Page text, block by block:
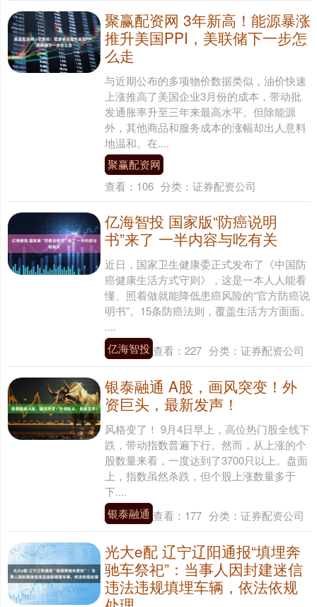
聚赢配资网 3年新高！能源暴涨
推升美国PPI，美联储下一步怎
么走
与近期公布的多项物价数据类似，油价快速
上涨推高了美国企业3月份的成本，带动批
发通胀率升至三年来最高水平。但除能源
外，其他商品和服务成本的涨幅却出人意料
地温和。在....
聚赢配资网
查看： 106 分类： 证券配资公司
亿海智投 国家版“防癌说明
书”来了 一半内容与吃有关
近日，国家卫生健康委正式发布了《中国防
癌健康生活方式守则》，这是一本人人能看
懂、照着做就能降低患癌风险的“官方防癌说
明书”。15条防癌法则，覆盖生活方方面面。
....
亿海智投查看： 227 分类： 证券配资公司
银泰融通 A股，画风突变！外
资巨头，最新发声！
风格变了！ 9月4日早上，高位热门股全线下
跌，带动指数普遍下行。然而，从上涨的个
股数量来看，一度达到了3700只以上。盘面
上，指数虽然杀跌，但个股上涨数量多于
下....
银泰融通 查看： 177 分类： 证券配资公司
光大e配 辽宁辽阳通报“填埋奔
驰车祭祀”：当事人因封建迷信
违法违规填埋车辆，依法依规